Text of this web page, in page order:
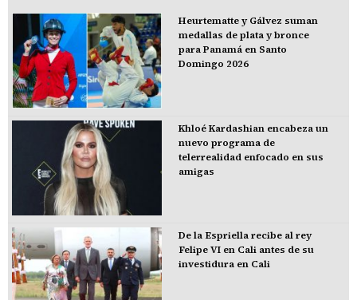
Heurtematte y Gálvez suman
medallas de plata y bronce
para Panamá en Santo
Domingo 2026
Khloé Kardashian encabeza un
nuevo programa de
telerrealidad enfocado en sus
amigas
De la Espriella recibe al rey
Felipe VI en Cali antes de su
investidura en Cali